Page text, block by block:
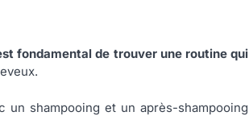
fondamental de trouver une routine qui
shampooing et un après-shampooing